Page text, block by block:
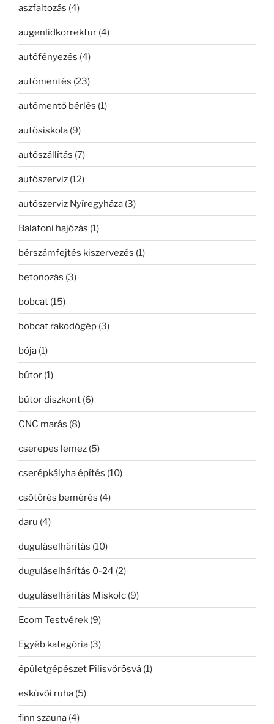
aszfaltozás (4)
augenlidkorrektur (4)
autófényezés (4)
autómentés (23)
autómentő bérlés (1)
autósiskola (9)
autószállítás (7)
autószerviz (12)
autószerviz Nyíregyháza (3)
Balatoni hajózás (1)
bérszámfejtés kiszervezés (1)
betonozás (3)
bobcat (15)
bobcat rakodógép (3)
bója (1)
bútor (1)
bútor diszkont (6)
CNC marás (8)
cserepes lemez (5)
cserépkályha építés (10)
csőtörés bemérés (4)
daru (4)
duguláselhárítás (10)
duguláselhárítás 0-24 (2)
duguláselhárítás Miskolc (9)
Ecom Testvérek (9)
Egyéb kategória (3)
épületgépészet Pilisvörösvá (1)
esküvői ruha (5)
finn szauna (4)